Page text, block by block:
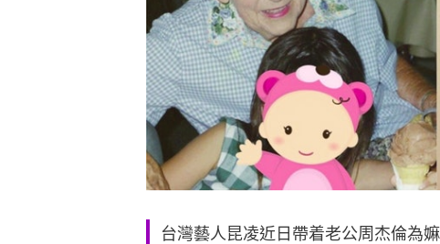
台灣藝人昆凌近日帶着老公周杰倫為